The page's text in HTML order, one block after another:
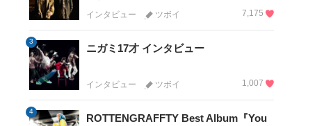
インタビュー ツボイ 7,175
3
ニガミ17才 インタビュー
インタビュー ツボイ 1,007
4
ROTTENGRAFFTY Best Album『You